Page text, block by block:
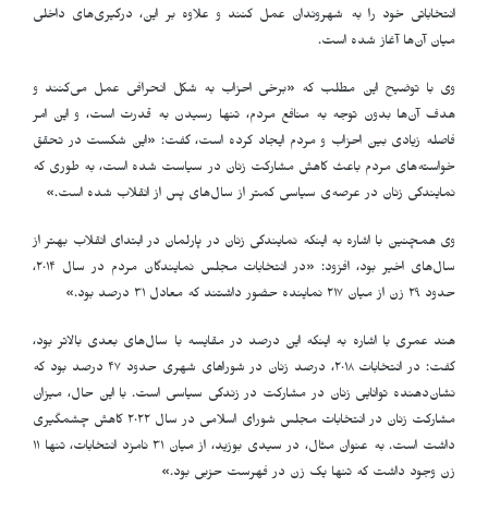
انتخاباتی خود را به شهروندان عمل کنند و علاوه بر این، درگیری‌های داخلی
میان آن‌ها آغاز شده است.
وی با توضیح این مطلب که «برخی احزاب به شکل انحرافی عمل می‌کنند و
هدف آن‌ها بدون توجه به منافع مردم، تنها رسیدن به قدرت است، و این امر
فاصله زیادی بین احزاب و مردم ایجاد کرده است، گفت: «این شکست در تحقق
خواسته‌های مردم باعث کاهش مشارکت زنان در سیاست شده است، به طوری که
نمایندگی زنان در عرصه‌ی سیاسی کمتر از سال‌های پس از انقلاب شده است.»
وی همچنین با اشاره به اینکه نمایندگی زنان در پارلمان در ابتدای انقلاب بهتر از
سال‌های اخیر بود، افزود: «در انتخابات مجلس نمایندگان مردم در سال ٢٠١۴،
حدود ٢٩ زن از میان ٢١٧ نماینده حضور داشتند که معادل ٣١ درصد بود.»
هند عمری با اشاره به اینکه این درصد در مقایسه با سال‌های بعدی بالاتر بود،
گفت: در انتخابات ٢٠١٨، درصد زنان در شوراهای شهری حدود ۴٧ درصد بود که
نشان‌دهنده توانایی زنان در مشارکت در زندگی سیاسی است. با این حال، میزان
مشارکت زنان در انتخابات مجلس شورای اسلامی در سال ٢٠٢٢ کاهش چشمگیری
داشت است. به عنوان مثال، در سیدی بوزید، از میان ٣١ نامزد انتخابات، تنها ١١
زن وجود داشت که تنها یک زن در فهرست حزبی بود.»